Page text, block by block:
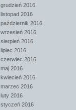
grudzień 2016
listopad 2016
październik 2016
wrzesień 2016
sierpień 2016
lipiec 2016
czerwiec 2016
maj 2016
kwiecień 2016
marzec 2016
luty 2016
styczeń 2016